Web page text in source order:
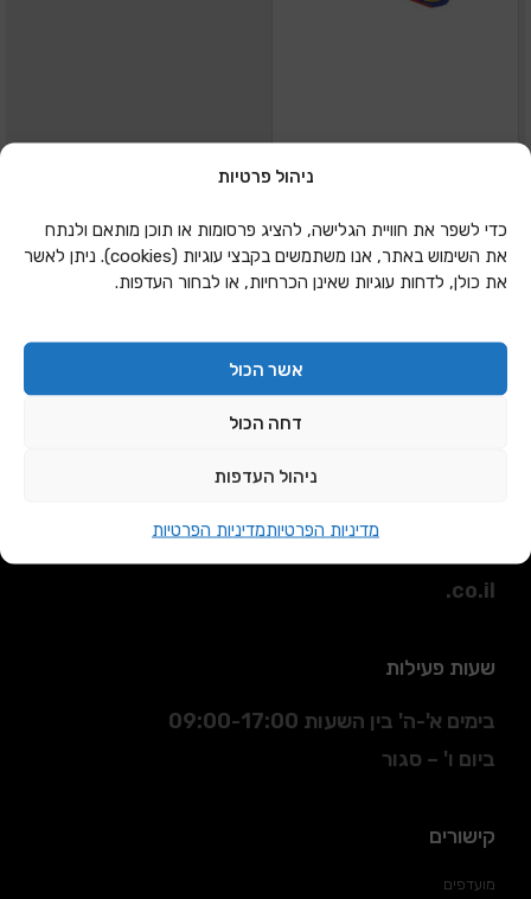
ניהול פרטיות
כדי לשפר את חוויית הגלישה, להציג פרסומות או תוכן מותאם ולנתח
את השימוש באתר, אנו משתמשים בקבצי עוגיות (cookies). ניתן לאשר
את כולן, לדחות עוגיות שאינן הכרחיות, או לבחור העדפות.
אשר הכול
דחה הכול
ניהול העדפות
מדיניות הפרטיותמדיניות הפרטיות
1/70 יח
הוספה להצעת מחיר
.co.il
שעות פעילות
בימים א'-ה' בין השעות 09:00-17:00
ביום ו' – סגור
קישורים
מועדפים